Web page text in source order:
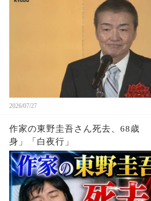
2026/07/27
作家の東野圭吾さん死去、68歳
身」「白夜行」